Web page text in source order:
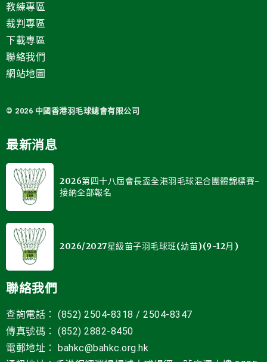
教練專區
裁判專區
下載專區
聯絡我們
網站地圖
© 2026 中國 香港羽毛球總會有限公司
最新消息
2026第四十八屆會長盃全港羽毛球混合團體錦標賽-
接納全部報名
2026/2027星級苗子羽毛球班(幼苗)(9-12月)
聯絡我們
查詢電話： (852) 2504-8318 / 2504-8347
傳真號碼： (852) 2882-8450
電郵地址 ： bahkc@bahkc.org.hk